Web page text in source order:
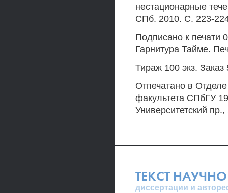
нестационарные
СПб. 2010. С. 223-
Подписано к печати
Гарнитура Тайме.
Тираж 100 экз. Заказ
Отпечатано в
факультета СПбГУ
Университетский
ТЕКСТ
диссертации и